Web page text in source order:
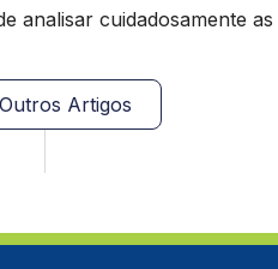
cuidadosamente
Artigos